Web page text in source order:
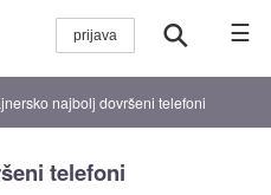
☰
najbolj dovršeni telefoni
telefoni